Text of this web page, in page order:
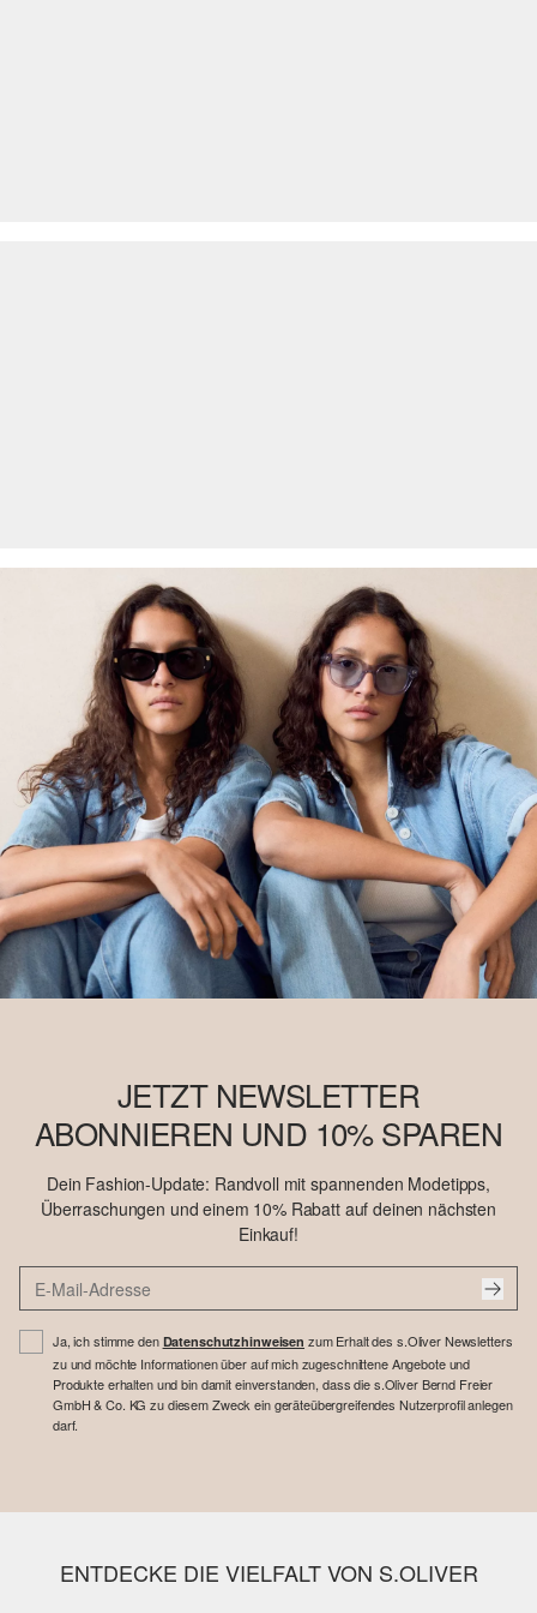
JETZT NEWSLETTER
ABONNIEREN UND 10% SPAREN
Dein Fashion-Update: Randvoll mit spannenden Modetipps,
Überraschungen und einem 10% Rabatt auf deinen nächsten
Einkauf!
Ja, ich stimme den Datenschutzhinweisen zum Erhalt des s.Oliver Newsletters
zu und möchte Informationen über auf mich zugeschnittene Angebote und
Produkte erhalten und bin damit einverstanden, dass die s.Oliver Bernd Freier
GmbH & Co. KG zu diesem Zweck ein geräteübergreifendes Nutzerprofil anlegen
darf.
ENTDECKE DIE VIELFALT VON S.OLIVER